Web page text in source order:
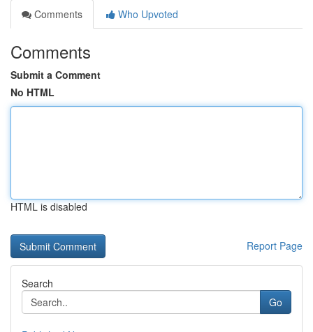
Comments
Who Upvoted
Comments
Submit a Comment
No HTML
HTML is disabled
Report Page
Search
Go